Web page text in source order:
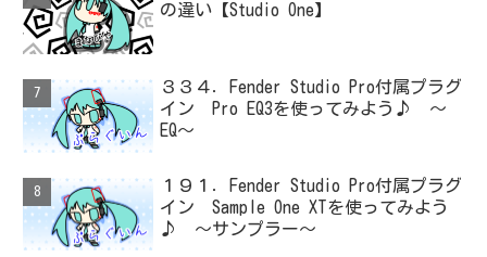
の違い【Studio One】
３３４．Fender Studio Pro付属プラグ
イン Pro EQ3を使ってみよう♪ ～
EQ～
１９１．Fender Studio Pro付属プラグ
イン Sample One XTを使ってみよう
♪ ～サンプラー～